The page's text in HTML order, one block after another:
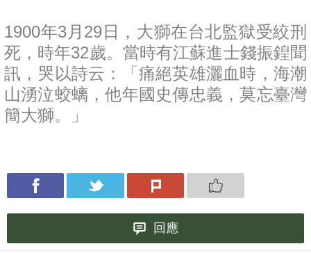
1900年3月29日，大獅在台北監獄受絞刑
死，時年32歲。當時有江蘇進士錢振鍠聞
訊，哭以詩云：「痛絕英雄灑血時，海潮
山湧泣蛟螭，他年國史傳忠義，莫忘臺灣
簡大獅。」
回應